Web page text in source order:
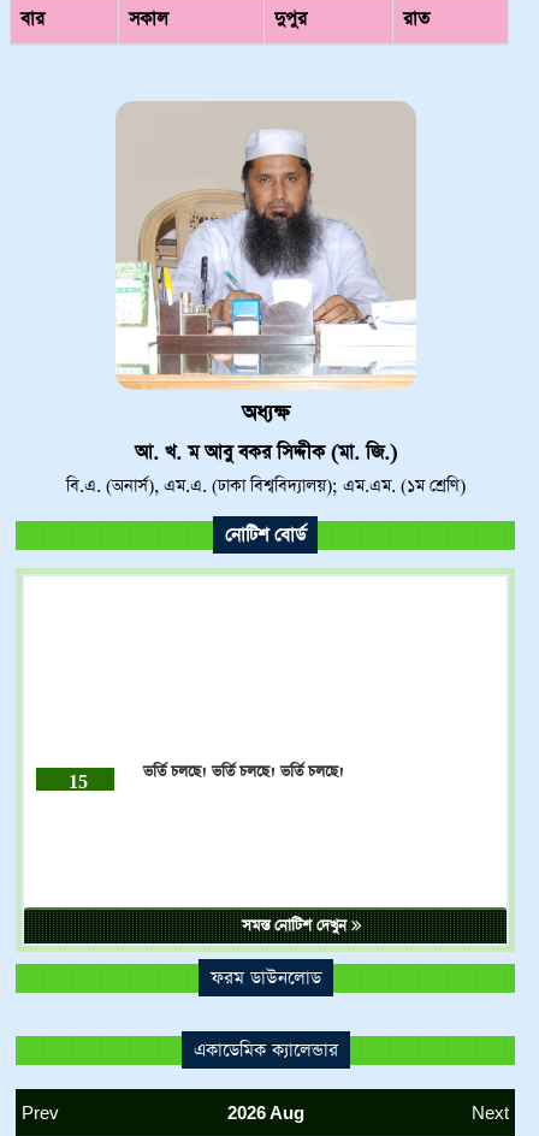
বার সকাল দুপুর রাত
অধ্যক্ষ
আ. খ. ম আবু বকর সিদ্দীক (মা. জি.)
বি.এ. (অনার্স), এম.এ. (ঢাকা বিশ্ববিদ্যালয়); এম.এম. (১ম শ্রেণি)
নোটিশ বোর্ড
DEC
2023
2023
সমস্ত নোটিশ দেখুন
ফরম ডাউনলোড
একাডেমিক ক্যালেন্ডার
Prev 2026 Aug Next